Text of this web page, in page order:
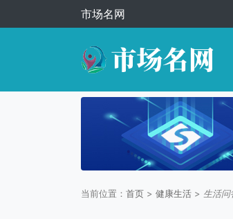
市场名网
当前位置： 首页 > 健康生活 > 生活问